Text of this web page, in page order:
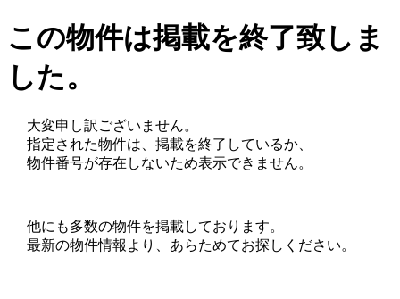
この物件は掲載を終了致しま
した。
大変申し訳ございません。
指定された物件は、掲載を終了しているか、
物件番号が存在しないため表示できません。
他にも多数の物件を掲載しております。
最新の物件情報より、あらためてお探しください。